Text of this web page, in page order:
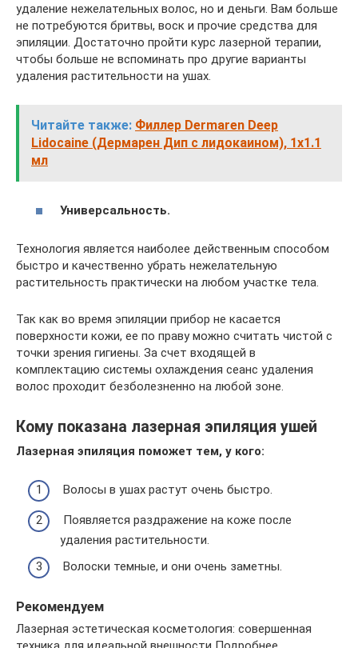
удаление нежелательных волос, но и деньги. Вам больше
не потребуются бритвы, воск и прочие средства для
эпиляции. Достаточно пройти курс лазерной терапии,
чтобы больше не вспоминать про другие варианты
удаления растительности на ушах.
Читайте также: Филлер Dermaren Deep
Lidocaine (Дермарен Дип с лидокаином), 1x1.1
мл
Универсальность.
Технология является наиболее действенным способом
быстро и качественно убрать нежелательную
растительность практически на любом участке тела.
Так как во время эпиляции прибор не касается
поверхности кожи, ее по праву можно считать чистой с
точки зрения гигиены. За счет входящей в
комплектацию системы охлаждения сеанс удаления
волос проходит безболезненно на любой зоне.
Кому показана лазерная эпиляция ушей
Лазерная эпиляция поможет тем, у кого:
Волосы в ушах растут очень быстро.
Появляется раздражение на коже после
удаления растительности.
Волоски темные, и они очень заметны.
Рекомендуем
Лазерная эстетическая косметология: совершенная